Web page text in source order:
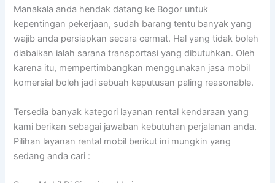
Manakala anda hendak datang ke Bogor untuk
kepentingan pekerjaan, sudah barang tentu banyak yang
wajib anda persiapkan secara cermat. Hal yang tidak boleh
diabaikan ialah sarana transportasi yang dibutuhkan. Oleh
karena itu, mempertimbangkan menggunakan jasa mobil
komersial boleh jadi sebuah keputusan paling reasonable.
Tersedia banyak kategori layanan rental kendaraan yang
kami berikan sebagai jawaban kebutuhan perjalanan anda.
Pilihan layanan rental mobil berikut ini mungkin yang
sedang anda cari :